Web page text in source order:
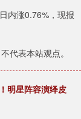
内涨0.76%，现报
代表本站观点。
明星阵容演绎皮